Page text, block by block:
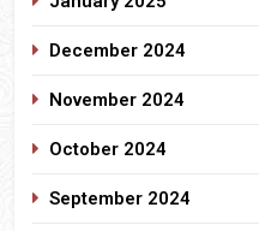
December 2024
November 2024
October 2024
September 2024